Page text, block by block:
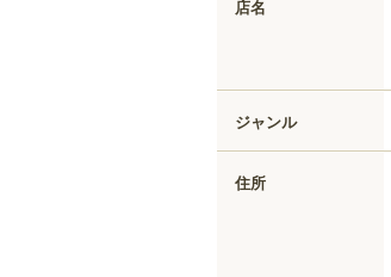
店名
ジャンル
住所